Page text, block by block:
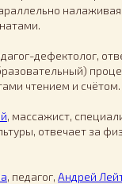
дефектолог,
чтением и счётом.
, массажист,
отвечает за
, педагог, Андрей